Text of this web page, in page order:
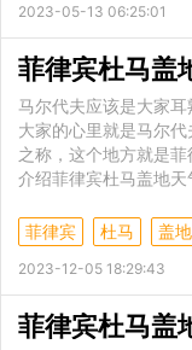
2023-05-13 06:25:01
菲律宾杜马盖
马尔代夫应该是大家
大家的心里就是马尔
之称，这个地方就是
介绍菲律宾杜马盖地天
菲律宾 杜马 盖地
2023-12-05 18:29:43